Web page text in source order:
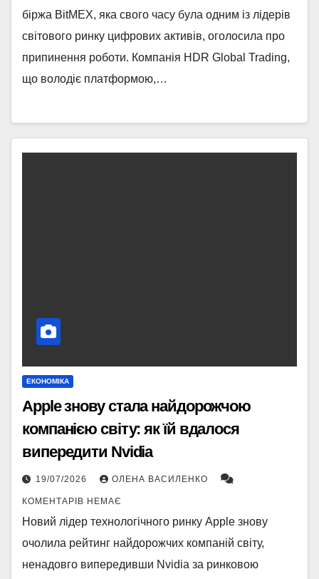
біржа BitMEX, яка свого часу була одним із лідерів
світового ринку цифрових активів, оголосила про
припинення роботи. Компанія HDR Global Trading,
що володіє платформою,…
ЕКОНОМІКА
Apple знову стала найдорожчою
компанією світу: як їй вдалося
випередити Nvidia
19/07/2026 ОЛЕНА ВАСИЛЕНКО
КОМЕНТАРІВ НЕМАЄ
Новий лідер технологічного ринку Apple знову
очолила рейтинг найдорожчих компаній світу,
ненадовго випередивши Nvidia за ринковою